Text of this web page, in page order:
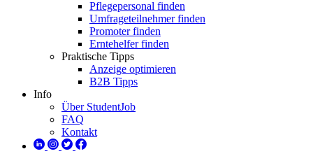
Pflegepersonal finden
Umfrageteilnehmer finden
Promoter finden
Erntehelfer finden
Praktische Tipps
Anzeige optimieren
B2B Tipps
Info
Über StudentJob
FAQ
Kontakt